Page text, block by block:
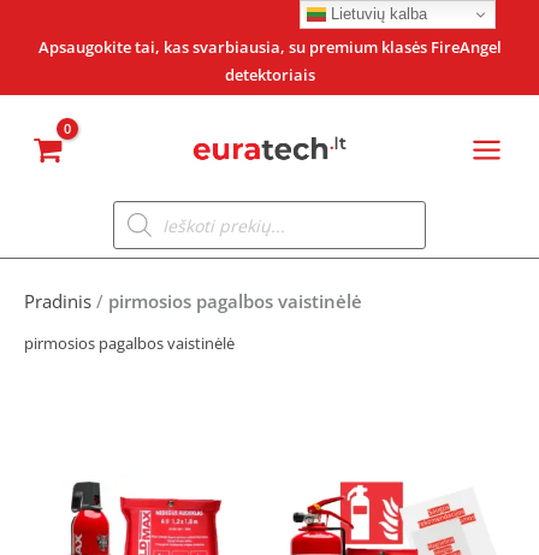
Apsaugokite tai, kas svarbiausia, su premium klasės FireAngel
detektoriais
Products
search
Pradinis / pirmosios pagalbos vaistinėlė
pirmosios pagalbos vaistinėlė
Lietuvių kalba